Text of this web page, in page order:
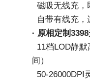
磁吸无线充，
自带有线充，
· 原相定制
11档LOD静
间）
50-26000DPI